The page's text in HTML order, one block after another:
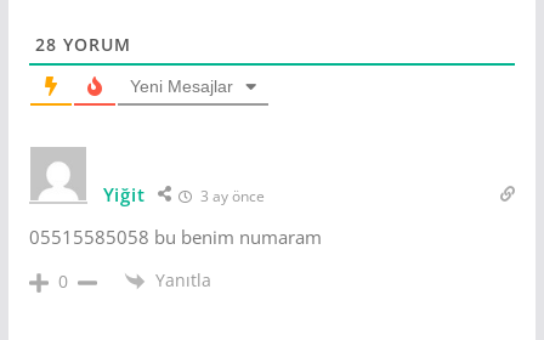
28 YORUM
Yeni Mesajlar
Yiğit 3 ay önce
05515585058 bu benim numaram
0 Yanıtla